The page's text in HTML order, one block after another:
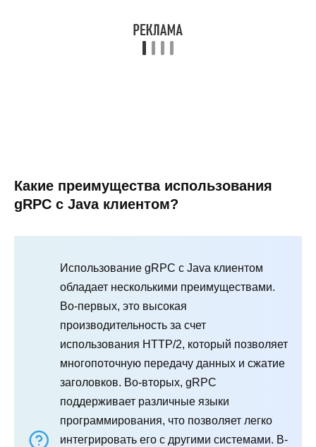
Какие преимущества использования
gRPC с Java клиентом?
Использование gRPC с Java клиентом
обладает несколькими преимуществами.
Во-первых, это высокая
производительность за счет
использования HTTP/2, который позволяет
многопоточную передачу данных и сжатие
заголовков. Во-вторых, gRPC
поддерживает различные языки
программирования, что позволяет легко
интегрировать его с другими системами. В-